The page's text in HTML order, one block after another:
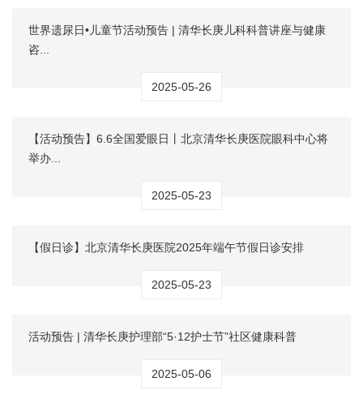
世界遗尿日•儿童节活动预告 | 清华长庚儿科科普讲座与健康
咨...
2025-05-26
【活动预告】6.6全国爱眼日丨北京清华长庚医院眼科中心将
举办...
2025-05-23
【假日诊】北京清华长庚医院2025年端午节假日诊安排
2025-05-23
活动预告 | 清华长庚护理部“5·12护士节”社区健康科普
2025-05-06